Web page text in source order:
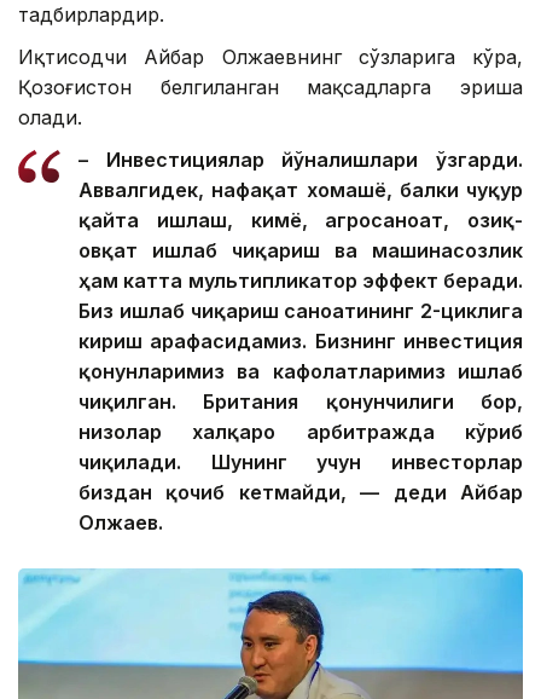
тадбирлардир.
Иқтисодчи Айбар Олжаевнинг сўзларига кўра,
Қозоғистон белгиланган мақсадларга эриша
олади.
– Инвестициялар йўналишлари ўзгарди.
Аввалгидек, нафақат хомашё, балки чуқур
қайта ишлаш, кимё, агросаноат, озиқ-
овқат ишлаб чиқариш ва машинасозлик
ҳам катта мультипликатор эффект беради.
Биз ишлаб чиқариш саноатининг 2-циклига
кириш арафасидамиз. Бизнинг инвестиция
қонунларимиз ва кафолатларимиз ишлаб
чиқилган. Британия қонунчилиги бор,
низолар халқаро арбитражда кўриб
чиқилади. Шунинг учун инвесторлар
биздан қочиб кетмайди, — деди Айбар
Олжаев.